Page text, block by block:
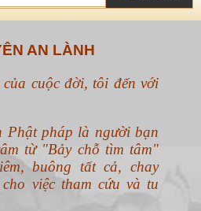
AN LÀNH
cuộc đời, tôi đến với
Phật pháp là người bạn
từ "Bảy chỗ tìm tâm"
buông tất cả, chay
việc tham cứu và tu